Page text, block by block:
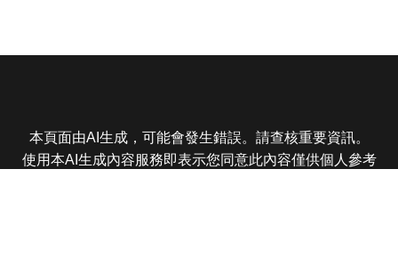
本頁面由AI生成，可能會發生錯誤。請查核重要資訊。
使用本AI生成內容服務即表示您同意此內容僅供個人參考